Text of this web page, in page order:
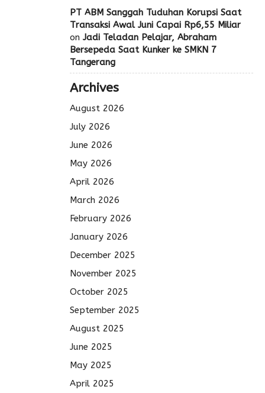
PT ABM Sanggah Tuduhan Korupsi Saat
Transaksi Awal Juni Capai Rp6,55 Miliar
on Jadi Teladan Pelajar, Abraham
Bersepeda Saat Kunker ke SMKN 7
Tangerang
Archives
August 2026
July 2026
June 2026
May 2026
April 2026
March 2026
February 2026
January 2026
December 2025
November 2025
October 2025
September 2025
August 2025
June 2025
May 2025
April 2025